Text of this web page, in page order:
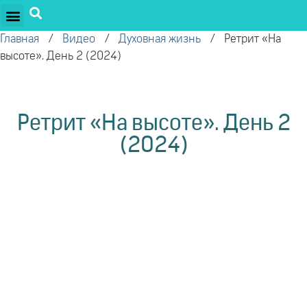
Главная / Видео / Духовная жизнь /
Ретрит «На
высоте». День 2 (2024)
Ретрит «На высоте». День 2
(2024)